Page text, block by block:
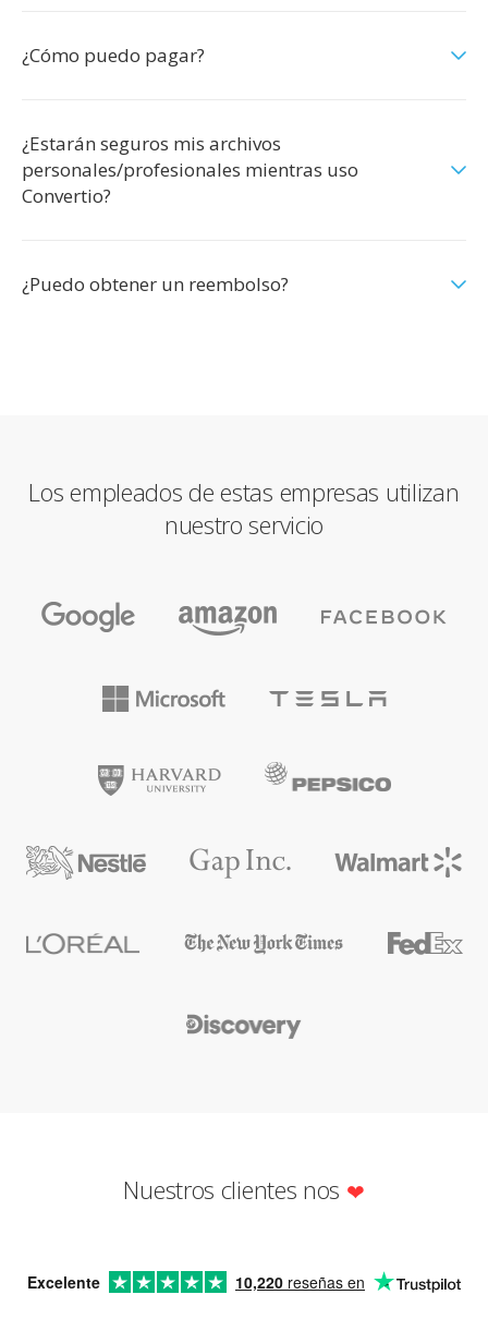
¿Cómo puedo pagar?
¿Estarán seguros mis archivos
personales/profesionales mientras uso
Convertio?
¿Puedo obtener un reembolso?
Los empleados de estas empresas utilizan
nuestro servicio
Nuestros clientes nos
Excelente 10,220 reseñas en